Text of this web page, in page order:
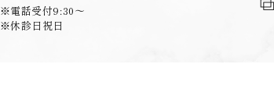
※電話受付9:30〜
※休診日祝日